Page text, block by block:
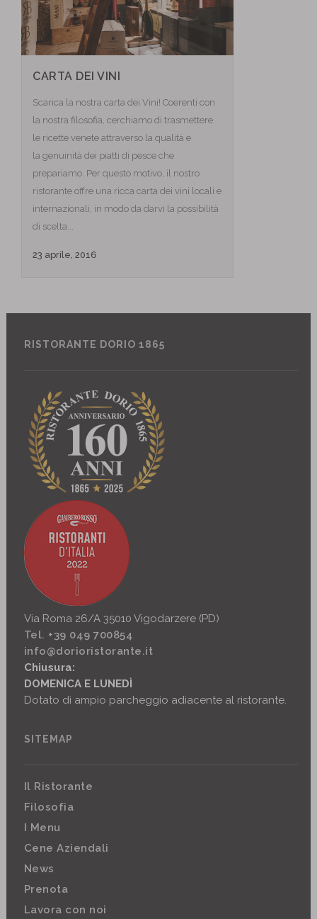
CARTA DEI VINI
Scarica la nostra carta dei Vini! Coerenti con
la nostra filosofia, cerchiamo di trasmettere
le ricette venete attraverso la qualità e
la genuinità dei piatti di pesce che
prepariamo. Per questo motivo, il nostro
ristorante offre una ricca carta dei vini locali e
internazionali, in modo da darvi la possibilità
di scelta...
23 aprile, 2016
RISTORANTE DORIO 1865
Via Roma 26/A 35010 Vigodarzere (PD)
Tel. +39 049 700854
info@dorioristorante.it
Chiusura:
DOMENICA E LUNEDÌ
Dotato di ampio parcheggio adiacente al ristorante.
SITEMAP
Il Ristorante
Filosofia
I Menu
Cene Aziendali
News
Prenota
Lavora con noi